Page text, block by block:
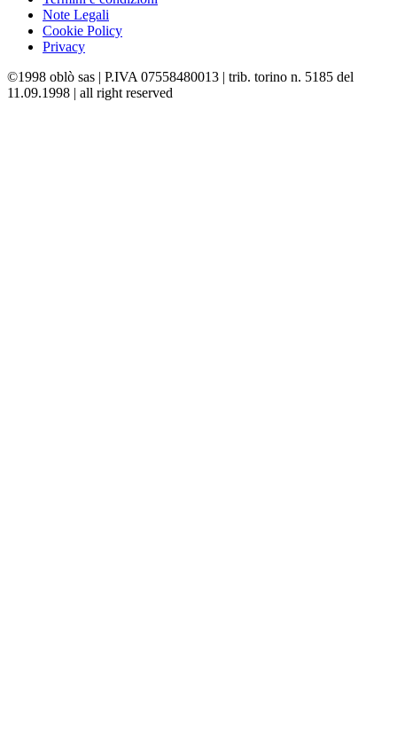
Note Legali
Cookie Policy
Privacy
©1998 oblò sas | P.IVA 07558480013 | trib. torino n. 5185 del
11.09.1998 | all right reserved